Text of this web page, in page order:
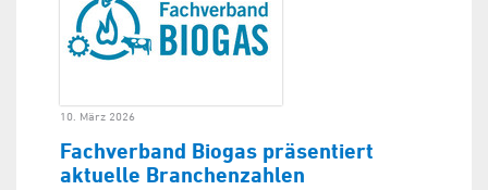
10. März 2026
Fachverband Biogas präsentiert
aktuelle Branchenzahlen